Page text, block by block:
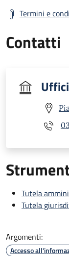
Termini e
Contatti
Tutela
Tutela
Argomenti:
Accesso